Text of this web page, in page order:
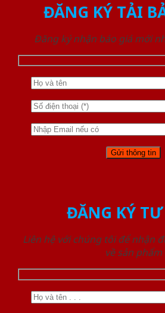
ĐĂNG KÝ TẢI
Đăng ký nhận báo giá mới
ĐĂNG KÝ
Liên hệ với chúng tôi để nhận
về sản phẩm